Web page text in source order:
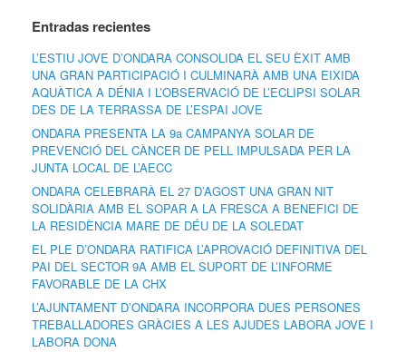
Entradas recientes
L’ESTIU JOVE D’ONDARA CONSOLIDA EL SEU ÈXIT AMB
UNA GRAN PARTICIPACIÓ I CULMINARÀ AMB UNA EIXIDA
AQUÀTICA A DÉNIA I L’OBSERVACIÓ DE L’ECLIPSI SOLAR
DES DE LA TERRASSA DE L’ESPAI JOVE
ONDARA PRESENTA LA 9a CAMPANYA SOLAR DE
PREVENCIÓ DEL CÀNCER DE PELL IMPULSADA PER LA
JUNTA LOCAL DE L’AECC
ONDARA CELEBRARÀ EL 27 D’AGOST UNA GRAN NIT
SOLIDÀRIA AMB EL SOPAR A LA FRESCA A BENEFICI DE
LA RESIDÈNCIA MARE DE DÉU DE LA SOLEDAT
EL PLE D’ONDARA RATIFICA L’APROVACIÓ DEFINITIVA DEL
PAI DEL SECTOR 9A AMB EL SUPORT DE L’INFORME
FAVORABLE DE LA CHX
L’AJUNTAMENT D’ONDARA INCORPORA DUES PERSONES
TREBALLADORES GRÀCIES A LES AJUDES LABORA JOVE I
LABORA DONA